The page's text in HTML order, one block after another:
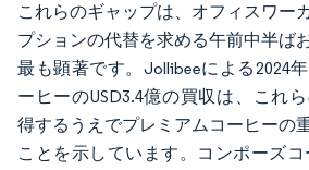
これらのギャップは、オフィスワー
プションの代替を求める午前中半ば
最も顕著です。Jollibeeによる2024
ーヒーのUSD3.4億の買収は、これ
得するうえでプレミアムコーヒーの
ことを示しています。コンポーズ